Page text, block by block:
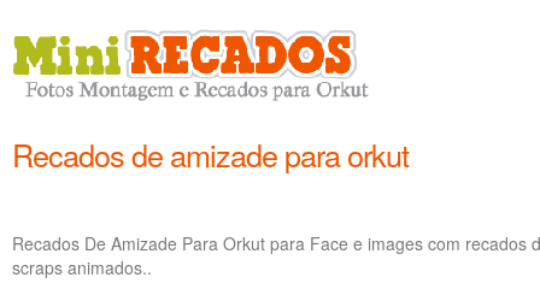
Recados de amizade para orkut
Recados De Amizade Para Orkut para Face e images com recados
scraps animados..